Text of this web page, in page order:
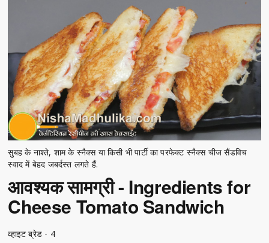
सुबह के नाश्ते, शाम के स्नैक्स या किसी भी पार्टी का परफेक्ट स्नैक्स चीज सैंडविच
स्वाद में बेहद जबर्दस्त लगते हैं.
आवश्यक सामग्री - Ingredients for
Cheese Tomato Sandwich
व्हाइट ब्रेड - 4